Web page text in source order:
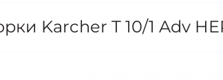
Karcher T 10/1 Adv